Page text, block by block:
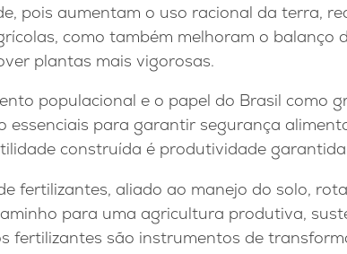
pois aumentam o uso racional da terra,
como também melhoram o balanço
plantas mais vigorosas.
populacional e o papel do Brasil como
essenciais para garantir segurança
construída é produtividade
fertilizantes, aliado ao manejo do solo,
para uma agricultura produtiva,
fertilizantes são instrumentos de